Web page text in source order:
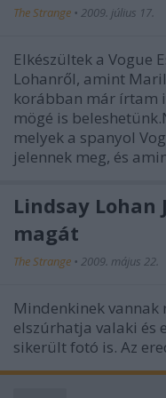
The Strange • 2009. július 17.
Elkészültek a Vogue
Lohanről, amint
korábban már írtam
mögé is
melyek a spanyol
jelennek meg, és
Lindsay Lohan
magát
The Strange • 2009. május 22.
Mindenkinek vannak
elszúrhatja valaki és
sikerült fotó is. Az